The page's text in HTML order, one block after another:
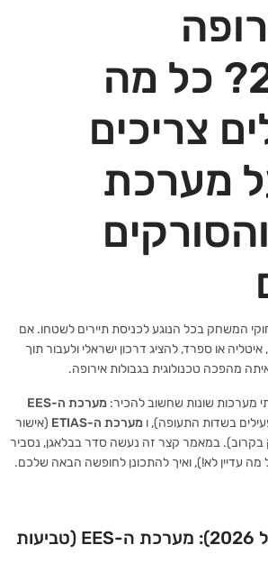
ב-2026? כל מה
צריכים
מערכת
ETIAS והסורקים
המשחק בכל הנוגע לכניסת תיירים לשטחו. אם
איטליה או ספרד, להציג דרכון ישראלי ולעבור תוך
מערכות שונות שחשוב להכיר: מערכת ה-EES
בשדות התעופה), ו מערכת ה-ETIAS
(אישור
בקרוב). במאמר קצר זה נעשה סדר בבלאגן, נסביר
עדיין לא!), ואיך להתכונן לחופשה הבאה שלכם.
1. כבר פעיל (אפריל 2026): מערכת ה-EES (טביעות